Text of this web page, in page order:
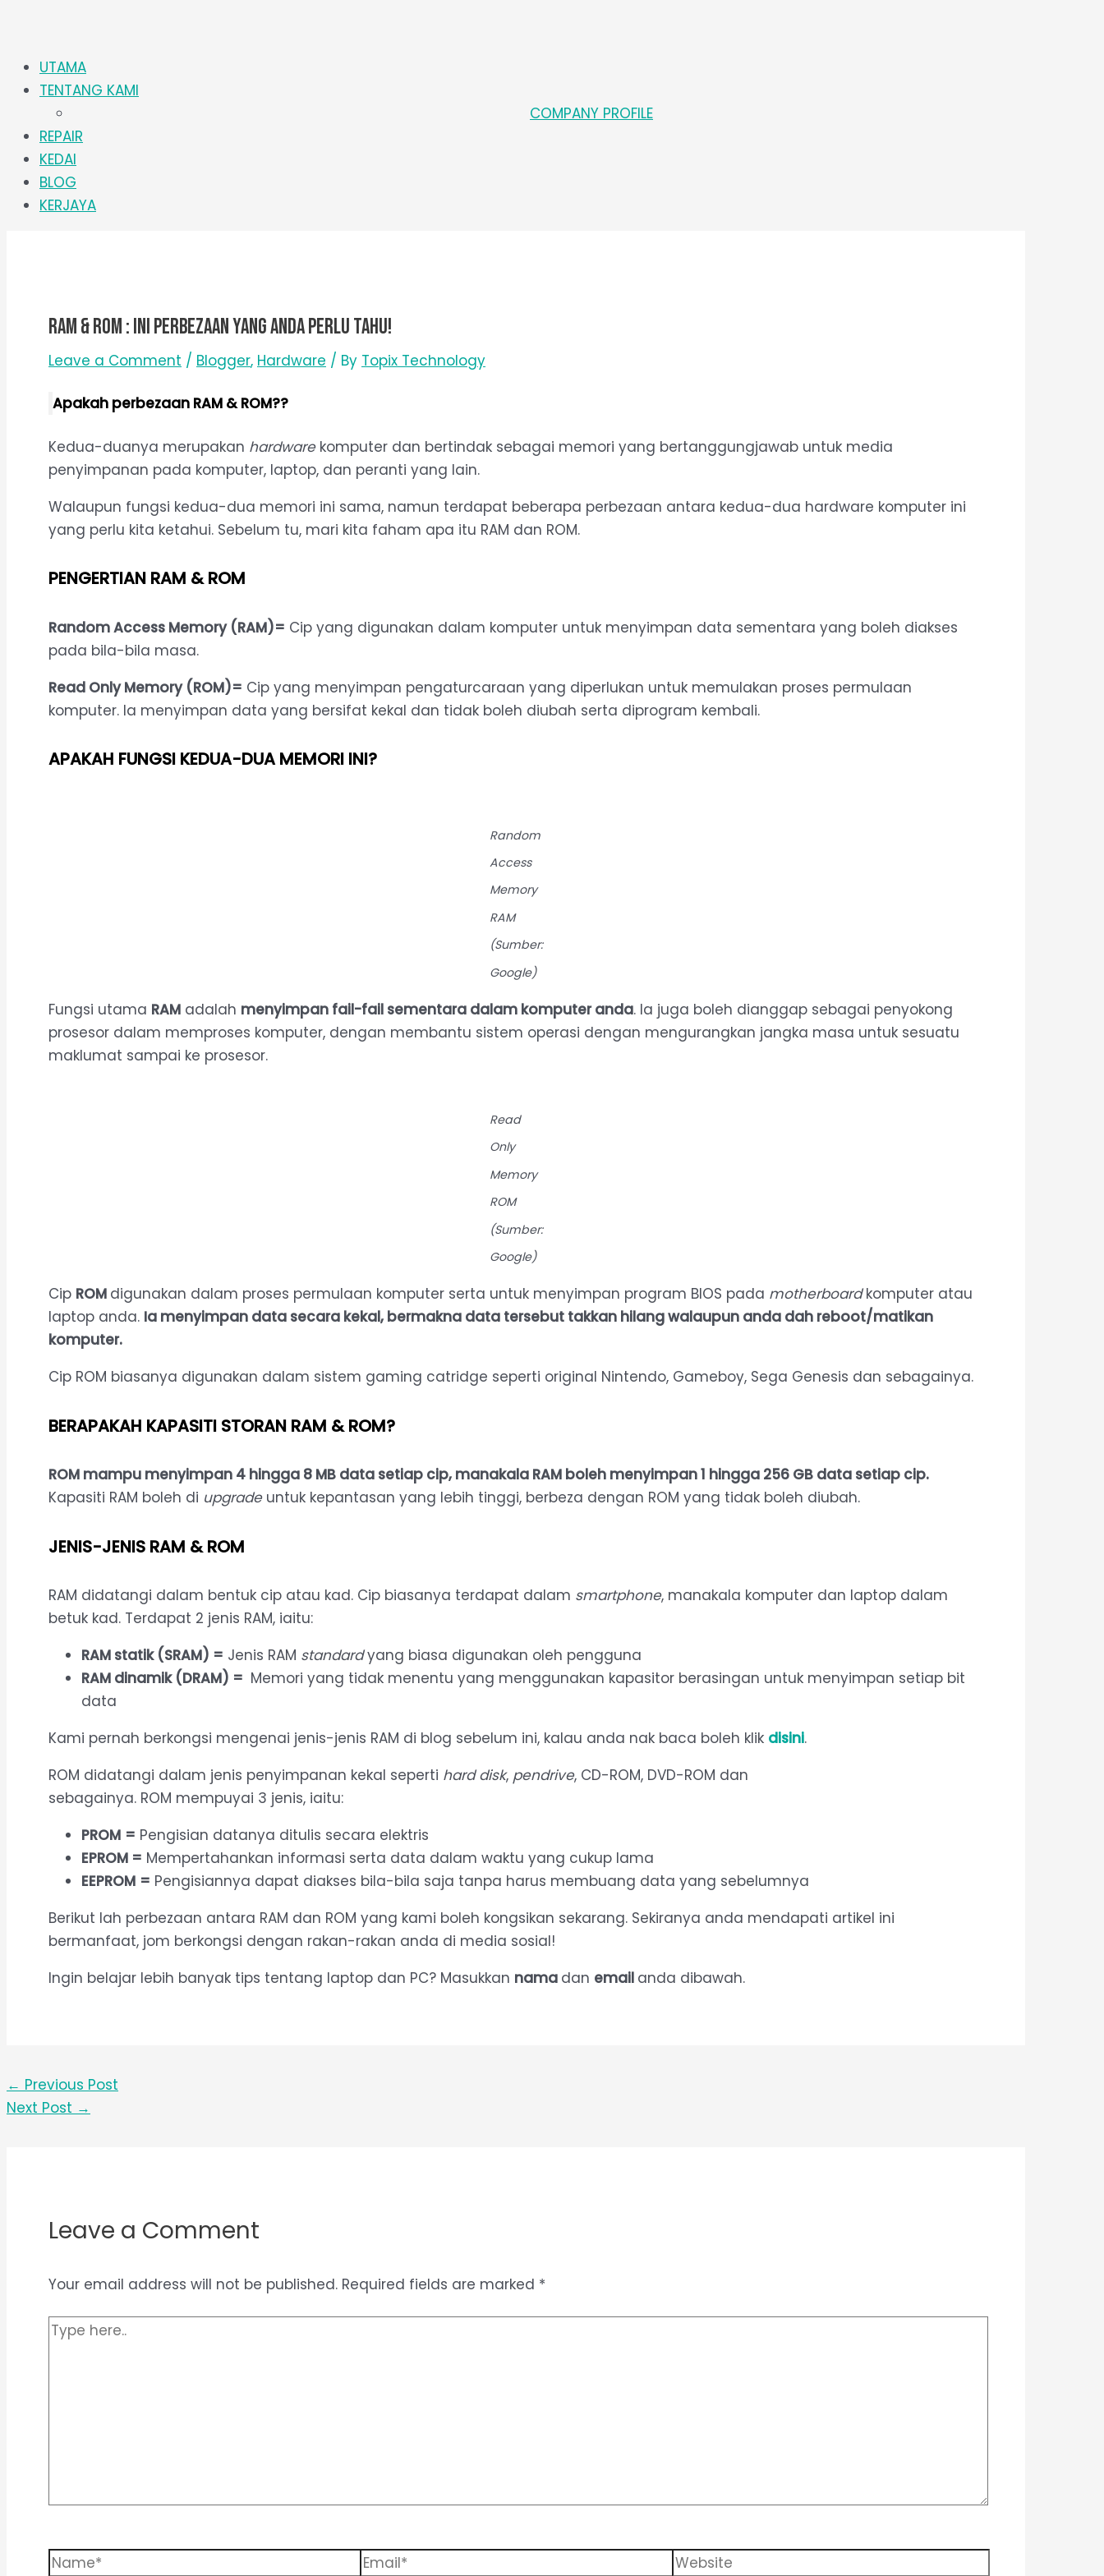
UTAMA
TENTANG KAMI
COMPANY PROFILE
REPAIR
KEDAI
BLOG
KERJAYA
RAM & ROM : Ini Perbezaan Yang Anda Perlu Tahu!
Leave a Comment / Blogger, Hardware / By Topix Technology
Apakah perbezaan RAM & ROM??
Kedua-duanya merupakan hardware komputer dan bertindak sebagai memori yang bertanggungjawab untuk media
penyimpanan pada komputer, laptop, dan peranti yang lain.
Walaupun fungsi kedua-dua memori ini sama, namun terdapat beberapa perbezaan antara kedua-dua hardware komputer ini
yang perlu kita ketahui. Sebelum tu, mari kita faham apa itu RAM dan ROM.
PENGERTIAN RAM & ROM
Random Access Memory (RAM)= Cip yang digunakan dalam komputer untuk menyimpan data sementara yang boleh diakses
pada bila-bila masa.
Read Only Memory (ROM)= Cip yang menyimpan pengaturcaraan yang diperlukan untuk memulakan proses permulaan
komputer. Ia menyimpan data yang bersifat kekal dan tidak boleh diubah serta diprogram kembali.
APAKAH FUNGSI KEDUA-DUA MEMORI INI?
Random
Access
Memory
RAM
(Sumber:
Google)
Fungsi utama RAM adalah menyimpan fail-fail sementara dalam komputer anda. Ia juga boleh dianggap sebagai penyokong
prosesor dalam memproses komputer, dengan membantu sistem operasi dengan mengurangkan jangka masa untuk sesuatu
maklumat sampai ke prosesor.
Read
Only
Memory
ROM
(Sumber:
Google)
Cip ROM digunakan dalam proses permulaan komputer serta untuk menyimpan program BIOS pada motherboardkomputer atau
laptop anda. Ia menyimpan data secara kekal, bermakna data tersebut takkan hilang walaupun anda dah reboot/matikan
komputer.
Cip ROM biasanya digunakan dalam sistem gaming catridge seperti original Nintendo, Gameboy, Sega Genesis dan sebagainya.
BERAPAKAH KAPASITI STORAN RAM & ROM?
ROM mampu menyimpan 4 hingga 8 MB data setiap cip, manakala RAM boleh menyimpan 1 hingga 256 GB data setiap cip.
Kapasiti RAM boleh di upgradeuntuk kepantasan yang lebih tinggi, berbeza dengan ROM yang tidak boleh diubah.
JENIS-JENIS RAM & ROM
RAM didatangi dalam bentuk cip atau kad. Cip biasanya terdapat dalam smartphone, manakala komputer dan laptop dalam
betuk kad. Terdapat 2 jenis RAM, iaitu:
RAM statik (SRAM) = Jenis RAM standardyang biasa digunakan oleh pengguna
RAM dinamik (DRAM) = Memori yang tidak menentu yang menggunakan kapasitor berasingan untuk menyimpan setiap bit
data
Kami pernah berkongsi mengenai jenis-jenis RAM di blog sebelum ini, kalau anda nak baca boleh klik disini.
ROM didatangi dalam jenis penyimpanan kekal seperti hard disk, pendrive, CD-ROM, DVD-ROM dan
sebagainya. ROM mempuyai 3 jenis, iaitu:
PROM = Pengisian datanya ditulis secara elektris
EPROM = Mempertahankan informasi serta data dalam waktu yang cukup lama
EEPROM = Pengisiannya dapat diakses bila-bila saja tanpa harus membuang data yang sebelumnya
Berikut lah perbezaan antara RAM dan ROM yang kami boleh kongsikan sekarang. Sekiranya anda mendapati artikel ini
bermanfaat, jom berkongsi dengan rakan-rakan anda di media sosial!
Ingin belajar lebih banyak tips tentang laptop dan PC? Masukkan nama dan email anda dibawah.
← Previous Post
Next Post →
Leave a Comment
Your email address will not be published. Required fields are marked *